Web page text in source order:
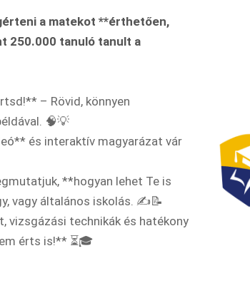
a matekot **érthetően,
250.000 tanuló tanult a
– Rövid, könnyen
🧠💡
és interaktív magyarázat vár
**hogyan lehet Te is
vagy általános iskolás. ✍️📝
vizsgázási technikák és hatékony
érts is!** ⏳🎓